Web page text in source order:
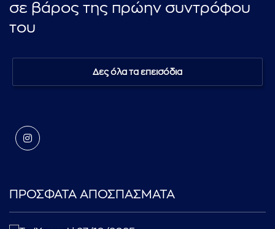
σε βάρος της πρώην συντρόφου
του
Δες όλα τα επεισόδια
ΠΡΟΣΦΑΤΑ ΑΠΟΣΠΑΣΜΑΤΑ